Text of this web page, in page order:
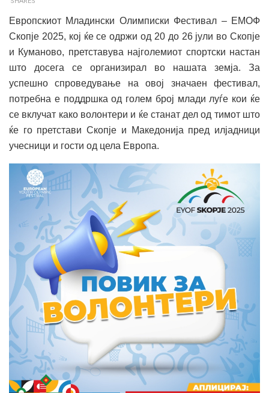
Европскиот Младински Олимписки Фестивал – ЕМОФ
Скопје 2025, кој ќе се одржи од 20 до 26 јули во Скопје
и Куманово, претставува најголемиот спортски настан
што досега се организирал во нашата земја. За
успешно спроведување на овој значаен фестивал,
потребна е поддршка од голем број млади луѓе кои ќе
се вклучат како волонтери и ќе станат дел од тимот што
ќе го претстави Скопје и Македонија пред илјадници
учесници и гости од цела Европа.